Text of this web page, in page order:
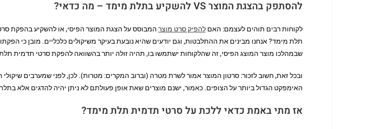
להסתפק בהצגת המוצר VS להשקיע בתלת מימד – מה כדאי?
לקוחות רבים תוהים לעצמם: האםלהפיק סרט מוצר המבוסס על הצגת המוצר הפיסי, או להשקיע בהפקת
תלת מימד? אנחנו מבינים את ההתלבטות, וגם יודעים שהיא נובעת בעיקר משיקולים כלכליים. מובן כי
שבמהלכו מוצר המוצג הפיסי, זה שהלקוחות ישתמשו בו, תהיה זולה יותר בהשוואה להפקת סרטי תדמית
ובכל זאת, חשוב לזכור: סרטון המוצר אמור לשרת מטרה (וברוב המקרים: מטרות). לכן, לפני שמערבים
האימפקט הגדול ביותר על הצופים. כאמור, ישנם מוצרים שאת אופן פעולתם לא ניתן יהיה להדגים אלא
אז מתי באמת כדאי ללכת על סרטי תדמית תלת מימד?